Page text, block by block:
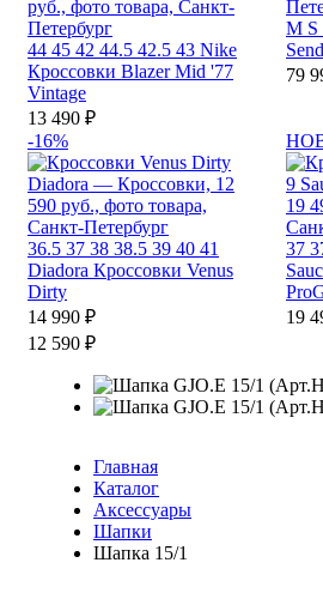
44 45 42 44.5 42.5 43 Nike
Кроссовки Blazer Mid '77
Vintage
13 490 ₽
M S
79
-16%
36.5 37 38 38.5 39 40 41
Diadora Кроссовки Venus
Dirty
14 990 ₽
12 590 ₽
37
19
Главная
Каталог
Аксессуары
Шапки
Шапка 15/1